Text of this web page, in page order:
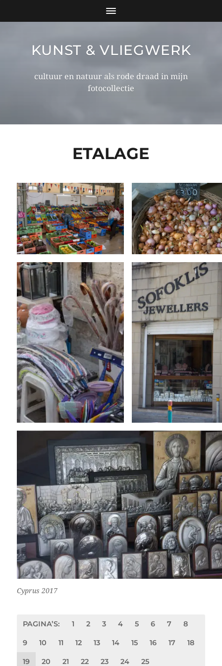
KUNST & VLIEGWERK
cultuur en natuur als rode draad in mijn
fotocollectie
ETALAGE
Cyprus 2017
PAGINA’S: 1 2 3 4 5 6 7 8
9 10 11 12 13 14 15 16 17 18
19 20 21 22 23 24 25